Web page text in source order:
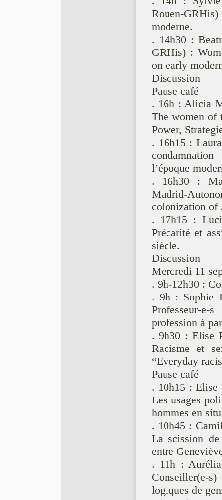
Rouen-
moderne.
. 14h30 :
GRHis) :
on early
Discussion
Pause café
. 16h : Alicia
The women of
Power,
. 16h15 :
l’époque
. 16h30 :
Madrid-
colonization of
. 17h15 :
Précarité et
siècle.
Discussion
Mercredi 11
. 9h-12h30 :
. 9h : Sophie
Professeur-
profession à
. 9h30 : Elise
Racisme et
“Everyday
Pause café
. 10h15 : Elise
Les usages
hommes en
. 10h45 :
La scission
entre
. 11h :
Conseiller(e-
logiques de